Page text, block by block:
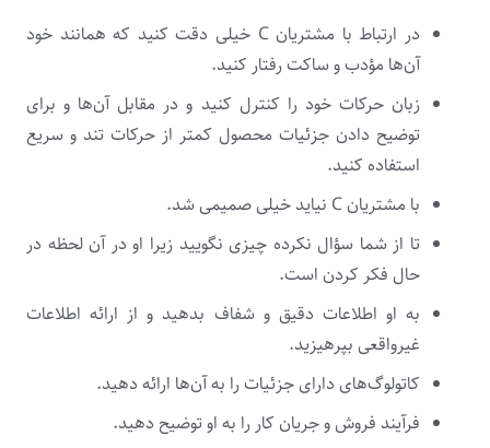
در ارتباط با مشتریان C خیلی دقت کنید که همانند خود
آن‌ها مؤدب و ساکت رفتار کنید.
زبان حرکات خود را کنترل کنید و در مقابل آن‌ها و برای
توضیح دادن جزئیات محصول کمتر از حرکات تند و سریع
استفاده کنید.
با مشتریان C نیاید خیلی صمیمی شد.
تا از شما سؤال نکرده چیزی نگویید زیرا او در آن لحظه در
حال فکر کردن است.
به او اطلاعات دقیق و شفاف بدهید و از ارائه اطلاعات
غیرواقعی بپرهیزید.
کاتولوگ‌های دارای جزئیات را به آن‌ها ارائه دهید.
فرآیند فروش و جریان کار را به او توضیح دهید.